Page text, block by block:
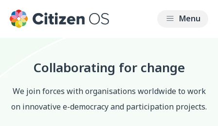
Collaborating for change
We join forces with organisations worldwide to work
on innovative e-democracy and participation projects.